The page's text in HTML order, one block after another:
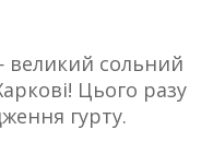
великий сольний
Цього разу
гурту.